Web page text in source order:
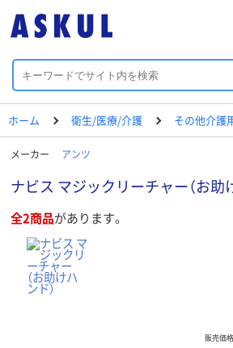
ホーム 衛生/医療/介護 その他介護
メーカー アンツ
ナビス マジックリーチャー（お助
全2商品があります。
販売価格